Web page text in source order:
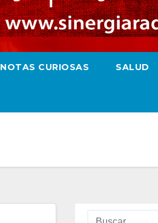
NOTAS CURIOSAS SALUD